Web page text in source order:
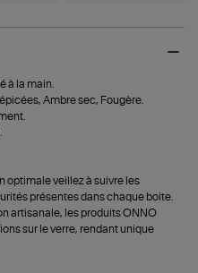
à la main.
Ambre sec, Fougère.
optimale veillez à suivre les
présentes dans chaque boite.
artisanale, les produits ONNO
sur le verre, rendant unique